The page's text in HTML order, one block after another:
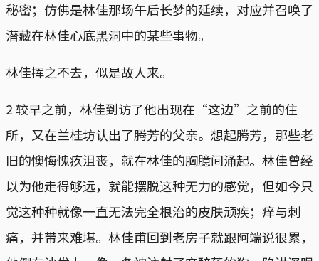
秘密；仿佛是林佳那场午后长梦的延续，对应并召唤了
潜藏在林佳心底黑洞中的某些事物。
林佳挥之不去，似是故人来。
2 较早之前，林佳到访了他出现在“这边”之前的住
所，又在兰桂坊认出了腾芳的父亲。想起腾芳，那些老
旧的懊悔愧疚沮丧，就在林佳的胸臆间涌起。林佳曾经
以为他走得够远，就能摆脱这种无力的感觉，但如今只
觉这种种就像一直无法完全根治的皮肤顽疾；痒与刺
痛，并带来难堪。林佳甫回到老房子就跟阿端说很累，